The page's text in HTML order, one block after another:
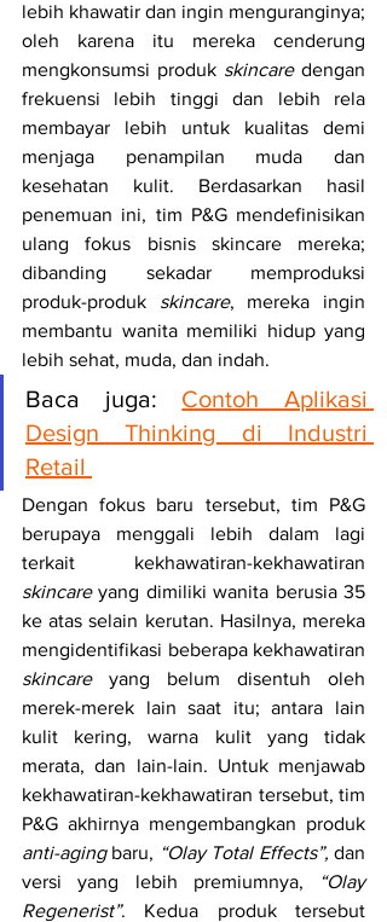
lebih khawatir dan ingin menguranginya;
oleh karena itu mereka cenderung
mengkonsumsi produk skincare dengan
frekuensi lebih tinggi dan lebih rela
membayar lebih untuk kualitas demi
menjaga penampilan muda dan
kesehatan kulit. Berdasarkan hasil
penemuan ini, tim P&G mendefinisikan
ulang fokus bisnis skincare mereka;
dibanding sekadar memproduksi
produk-produk skincare, mereka ingin
membantu wanita memiliki hidup yang
lebih sehat, muda, dan indah.
Baca juga: Contoh Aplikasi
Design Thinking di Industri
Retail
Dengan fokus baru tersebut, tim P&G
berupaya menggali lebih dalam lagi
skincare yang dimiliki wanita berusia 35
ke atas selain kerutan. Hasilnya, mereka
skincare yang belum disentuh oleh
merek-merek lain saat itu; antara lain
kulit kering, warna kulit yang tidak
merata, dan lain-lain. Untuk menjawab
kekhawatiran-kekhawatiran tersebut, tim
anti-aging baru, “Olay Total Effects”, dan
versi yang lebih premiumnya,
“Olay
Regenerist”. Kedua produk tersebut